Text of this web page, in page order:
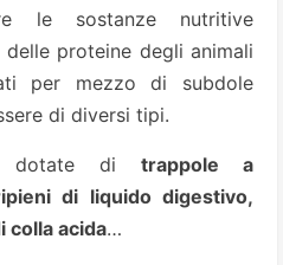
le sostanze nutritive
proteine degli animali
per mezzo di subdole
di diversi tipi.
dotate ditrappole a
di liquido digestivo,
colla acida…